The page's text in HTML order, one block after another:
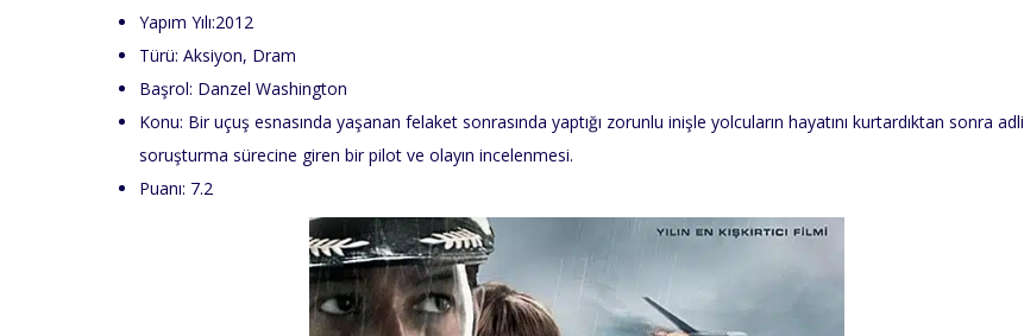
Yapım Yılı:2012
Türü: Aksiyon, Dram
Başrol: Danzel Washington
Konu: Bir uçuş esnasında yaşanan felaket sonrasında yaptığı zorunlu inişle yolcuların hayatını kurtardıktan sonra adli
soruşturma sürecine giren bir pilot ve olayın incelenmesi.
Puanı: 7.2